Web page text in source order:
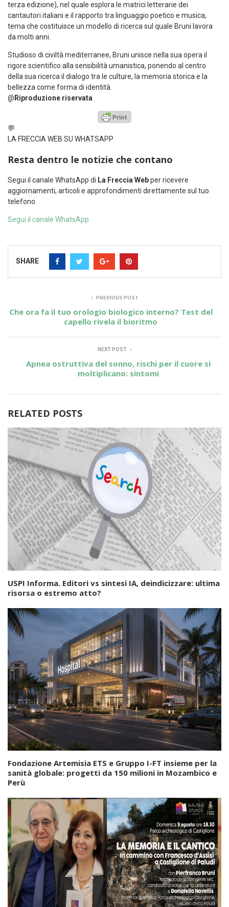
terza edizione), nel quale esplora le matrici letterarie dei
cantautori italiani e il rapporto tra linguaggio poetico e musica,
tema che costituisce un modello di ricerca sul quale Bruni lavora
da molti anni.
Studioso di civiltà mediterranee, Bruni unisce nella sua opera il
rigore scientifico alla sensibilità umanistica, ponendo al centro
della sua ricerca il dialogo tra le culture, la memoria storica e la
bellezza come forma di identità.
@ Riproduzione riservata
💬
LA FRECCIA WEB SU WHATSAPP
Resta dentro le notizie che contano
Segui il canale WhatsApp di La Freccia Webper ricevere
aggiornamenti, articoli e approfondimenti direttamente sul tuo
telefono.
Segui il canale WhatsApp
SHARE
PREVIOUS POST
Che ora fa il tuo orologio biologico interno? Test del
capello rivela il bioritmo
NEXT POST
Apnea ostruttiva del sonno, rischi per il cuore si
moltiplicano: sintomi
RELATED POSTS
USPI Informa. Editori vs sintesi IA, deindicizzare: ultima
risorsa o estremo atto?
Fondazione Artemisia ETS e Gruppo I-FT insieme per la
sanità globale: progetti da 150 milioni in Mozambico e
Perù